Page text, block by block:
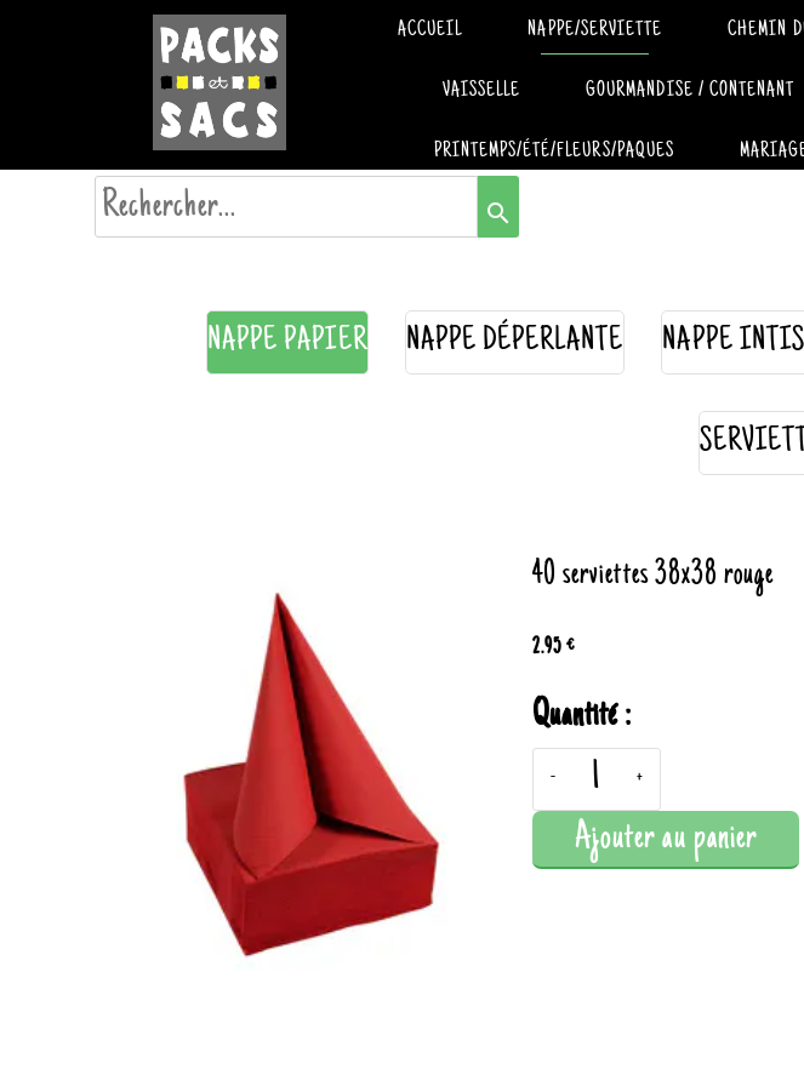
ACCUEIL NAPPE/SERVIETTE CHEMIN
VAISSELLE GOURMANDISE / CONTENANT
PRINTEMPS/ÉTÉ/FLEURS/PAQUES
search
NAPPE PAPIER NAPPE DÉPERLANTE NAPPE
40 serviettes 38x38 rouge
2.95 €
Quantité :
- +
Ajouter au panier